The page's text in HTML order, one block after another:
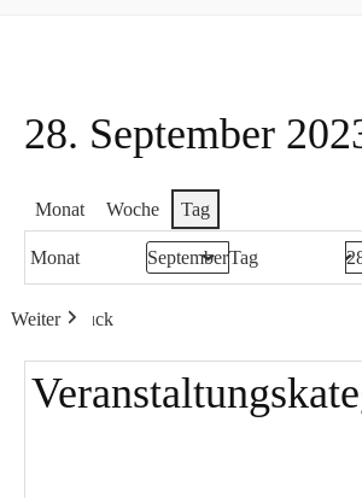
28. September
Monat Woche Tag
Monat Tag
Zurück
Heute
Weiter